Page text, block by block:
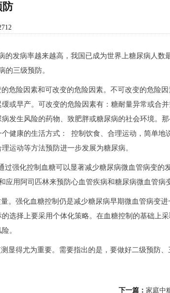
防
发病率越来越高，我国已成为世界上糖尿病人数
的三级预防。
险因素和可改变的危险因素。不可改变的危险因
或早产。可改变的危险因素有：糖耐量异常或合
发生风险的药物、致肥胖或糖尿病的社会环境。
健康的生活方式： 控制饮食、合理运动，简单地
运动等方法预防进一步发展为糖尿病。
强化控制血糖可以显著减少糖尿病微血管病变的发
用阿司匹林来预防心血管疾病和糖尿病微血管病
强化血糖控制仍是减少糖尿病早期微血管病变进
选择上要采用个体化策略。在血糖控制的基础上
。
得尤为重要。需要指出的是，要做好二级预防、
下一篇： 家庭中